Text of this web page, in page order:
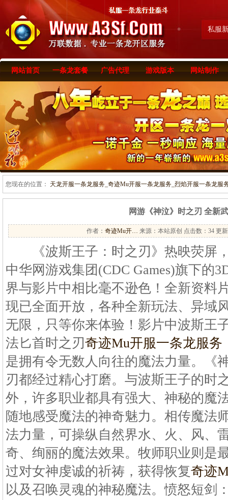
私服
网站首页 一条龙套餐 广告代理 游戏版本 网站制作
您现在的位置： 天龙开服一条龙服务_奇迹Mu开服一条龙服务_烈焰开服一条龙服
网游《神泣》时之刃 全新
作者： 奇迹Mu开… 来源：本站原创 点击数： 34 更
《波斯王子：时之刃》热映荧屏
中华网游戏集团(CDC Games)旗下的
界与影片中相比毫不逊色！全新资料
现已全面开放，各种全新玩法、异域
无限，只等你来体验！影片中波斯王
法匕首时之刃奇迹Mu开服一条龙服务
是拥有令无数人向往的魔法力量。《
刃都经过精心打磨。与波斯王子的时
外，许多职业都具有强大、神秘的魔
随地感受魔法的神奇魅力。相传魔法
法力量，可操纵自然界水、火、风、
奇、绚丽的魔法效果。牧师职业则是
过对女神虔诚的祈祷，获得恢复奇迹
以及召唤灵魂的神秘魔法。愤怒短剑